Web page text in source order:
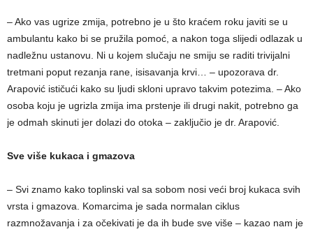
– Ako vas ugrize zmija, potrebno je u što kraćem roku javiti se u
ambulantu kako bi se pružila pomoć, a nakon toga slijedi odlazak u
nadležnu ustanovu. Ni u kojem slučaju ne smiju se raditi trivijalni
tretmani poput rezanja rane, isisavanja krvi… – upozorava dr.
Arapović ističući kako su ljudi skloni upravo takvim potezima. – Ako
osoba koju je ugrizla zmija ima prstenje ili drugi nakit, potrebno ga
je odmah skinuti jer dolazi do otoka – zaključio je dr. Arapović.
Sve više kukaca i gmazova
– Svi znamo kako toplinski val sa sobom nosi veći broj kukaca svih
vrsta i gmazova. Komarcima je sada normalan ciklus
razmnožavanja i za očekivati je da ih bude sve više – kazao nam je